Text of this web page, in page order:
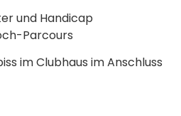
und Handicap
Parcours
im Clubhaus im Anschluss